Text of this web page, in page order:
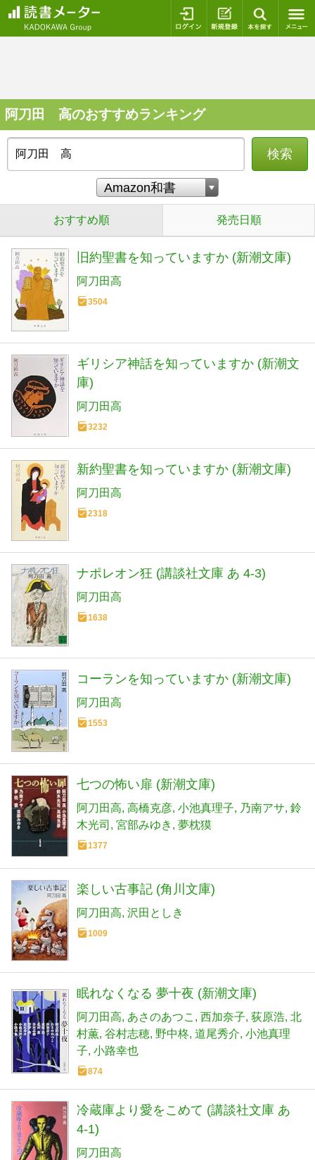
ログイン 新規登録
阿刀田 高のおすすめランキング
検索
おすすめ順 発売日順
旧約聖書を知っていますか (新潮文庫)
阿刀田高
3504
ギリシア神話を知っていますか (新潮文
庫)
阿刀田高
3232
新約聖書を知っていますか (新潮文庫)
阿刀田高
2318
ナポレオン狂 (講談社文庫 あ 4-3)
阿刀田高
1638
コーランを知っていますか (新潮文庫)
阿刀田高
1553
七つの怖い扉 (新潮文庫)
阿刀田高 高橋克彦 小池真理子 乃南アサ 鈴
木光司
宮部みゆき 夢枕獏
1377
楽しい古事記 (角川文庫)
阿刀田高 沢田としき
1009
眠れなくなる 夢十夜 (新潮文庫)
阿刀田高 あさのあつこ 西加奈子 荻原浩 北
村薫 谷村志穂 野中柊 道尾秀介 小池真理
子 小路幸也
874
冷蔵庫より愛をこめて (講談社文庫 あ
4-1)
阿刀田高